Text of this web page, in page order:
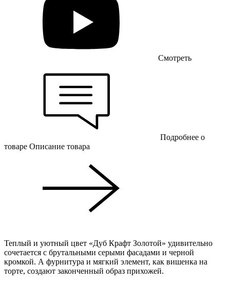
Смотреть
Подробнее о
товаре Описание товара
Теплый и уютный цвет «Дуб Крафт Золотой» удивительно
сочетается с брутальными серыми фасадами и черной
кромкой. А фурнитура и мягкий элемент, как вишенка на
торте, создают законченный образ прихожей.